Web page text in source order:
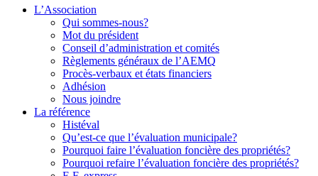
L’Association
Qui sommes-nous?
Mot du président
Conseil d’administration et comités
Règlements généraux de l’AEMQ
Procès-verbaux et états financiers
Adhésion
Nous joindre
La référence
Histéval
Qu’est-ce que l’évaluation municipale?
Pourquoi faire l’évaluation foncière des propriétés?
Pourquoi refaire l’évaluation foncière des propriétés?